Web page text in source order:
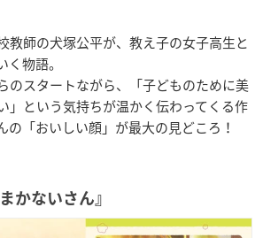
教師の犬塚公平が、教え子の女子高生と
物語。
のスタートながら、「子どものために美
」という気持ちが温かく伝わってくる作
の「おいしい顔」が最大の見どころ！
かないさん』